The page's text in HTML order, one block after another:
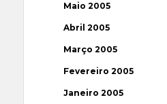
Maio 2005
Abril 2005
Março 2005
Fevereiro 2005
Janeiro 2005